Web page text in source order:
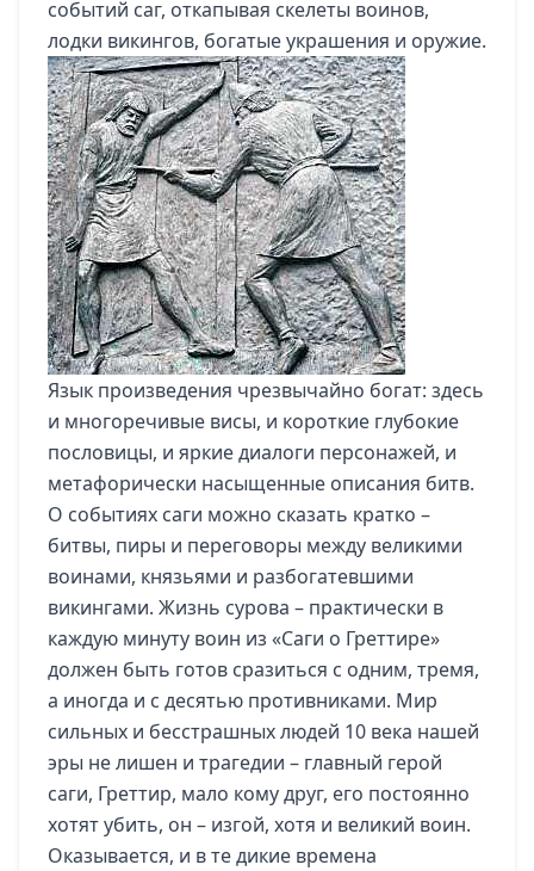
событий саг, откапывая скелеты воинов,
лодки викингов, богатые украшения и оружие.
Язык произведения чрезвычайно богат: здесь
и многоречивые висы, и короткие глубокие
пословицы, и яркие диалоги персонажей, и
метафорически насыщенные описания битв.
О событиях саги можно сказать кратко –
битвы, пиры и переговоры между великими
воинами, князьями и разбогатевшими
викингами. Жизнь сурова – практически в
каждую минуту воин из «Саги о Греттире»
должен быть готов сразиться с одним, тремя,
а иногда и с десятью противниками. Мир
сильных и бесстрашных людей 10 века нашей
эры не лишен и трагедии – главный герой
саги, Греттир, мало кому друг, его постоянно
хотят убить, он – изгой, хотя и великий воин.
Оказывается, и в те дикие времена